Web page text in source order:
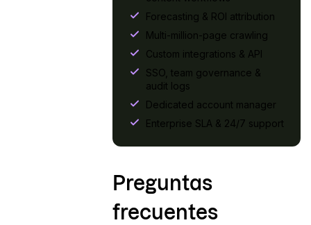
Forecasting & ROI attribution
Multi-million-page crawling
Custom integrations & API
SSO, team governance &
audit logs
Dedicated account manager
Enterprise SLA & 24/7 support
Preguntas
frecuentes